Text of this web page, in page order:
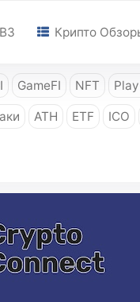
Крипто
GameFI NFT
ATH ETF ICO